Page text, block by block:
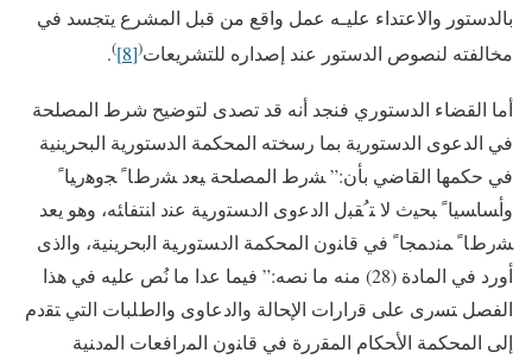
بالدستور والاعتداء عليـه عمل واقع من قبل المشرع يتجسد في
مخالفته لنصوص الدستور عند إصداره للتشريعات(
[8]
)
.
أما القضاء الدستوري فنجد أنه قد تصدى لتوضيح شرط المصلحة
في الدعوى الدستورية بما رسخته المحكمة الدستورية البحرينية
في حكمها القاضي بأن:” ﺸﺭﻁ ﺍﻟﻤﺼﻠﺤﺔ ﻴﻌﺩ ﺸﺭﻁﺎﹰ ﺠﻭﻫﺭﻴﺎﹰ
ﻭﺃﺴﺎﺴﻴﺎﹰ ﺒﺤﻴﺙ ﻻ ﺘﹸﻘﺒل ﺍﻟﺩﻋﻭﻯ ﺍﻟﺩﺴﺘﻭﺭﻴﺔ ﻋﻨﺩ ﺍﻨﺘﻔﺎﺌﻪ، وهو يعد
ﺸﺭﻁﺎﹰ ﻤﻨﺩﻤﺠﺎﹰ في ﻗﺎﻨﻭﻥ المحكمة ﺍﻟﺩﺴﺘﻭﺭﻴﺔ ﺍﻟبحرينية، وﺍﻟﺫﻯ
ﺃﻭﺭﺩ ﻓﻲ ﺍﻟﻤﺎﺩﺓ (28) منه ما نصه:” فيما عدا ما نُص عليه في هذا
الفصل ﺘﺴﺭﻯ ﻋﻠﻰ ﻗﺭﺍﺭﺍﺕ ﺍﻹﺤﺎﻟﺔ ﻭﺍﻟﺩﻋﺎﻭﻯ ﻭﺍﻟﻁﻠﺒﺎﺕ ﺍﻟﺘﻲ ﺘﻘﺩﻡ
ﺇﻟﻰ ﺍﻟﻤﺤﻜﻤﺔ ﺍﻷﺤﻜﺎﻡ ﺍﻟﻤﻘﺭﺭﺓ ﻓﻲ ﻗﺎﻨﻭﻥ ﺍﻟﻤﺭﺍﻓﻌﺎﺕ ﺍﻟﻤﺩﻨﻴﺔ